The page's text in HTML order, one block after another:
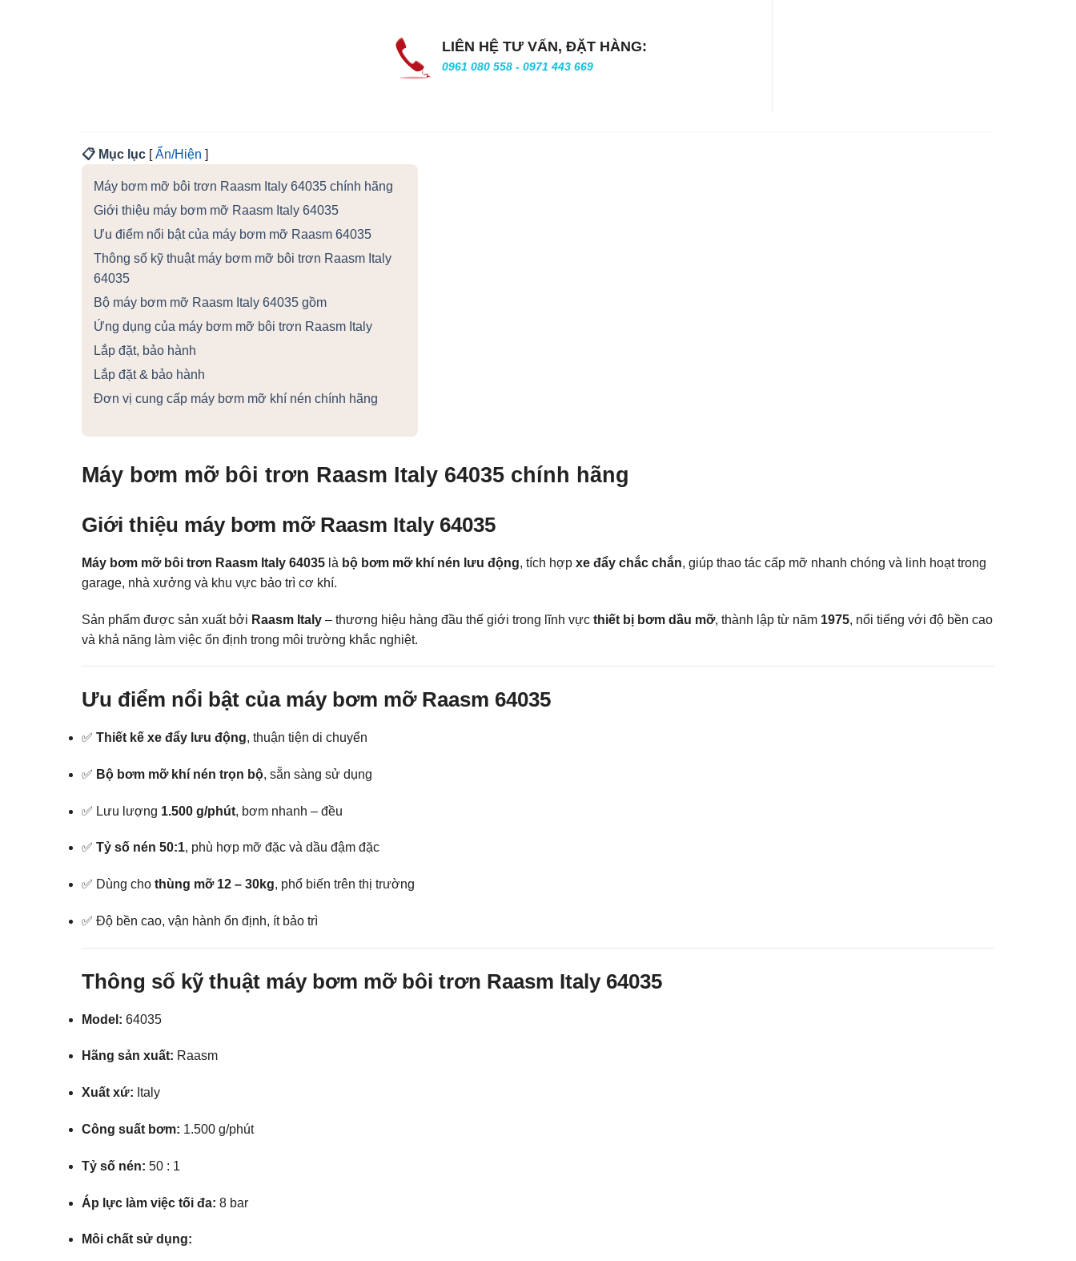
LIÊN HỆ TƯ VẤN, ĐẶT HÀNG:
0961 080 558 - 0971 443 669
📋 Mục lục [Ẩn/Hiện ]
Máy bơm mỡ bôi trơn Raasm Italy 64035 chính hãng
Giới thiệu máy bơm mỡ Raasm Italy 64035
Ưu điểm nổi bật của máy bơm mỡ Raasm 64035
Thông số kỹ thuật máy bơm mỡ bôi trơn Raasm Italy
64035
Bộ máy bơm mỡ Raasm Italy 64035 gồm
Ứng dụng của máy bơm mỡ bôi trơn Raasm Italy
Lắp đặt, bảo hành
Lắp đặt & bảo hành
Đơn vị cung cấp máy bơm mỡ khí nén chính hãng
Máy bơm mỡ bôi trơn Raasm Italy 64035 chính hãng
Giới thiệu máy bơm mỡ Raasm Italy 64035
Máy bơm mỡ bôi trơn Raasm Italy 64035 là bộ bơm mỡ khí nén lưu động, tích hợp xe đẩy chắc chắn, giúp thao tác cấp mỡ nhanh chóng và linh hoạt trong
garage, nhà xưởng và khu vực bảo trì cơ khí.
Sản phẩm được sản xuất bởi Raasm Italy – thương hiệu hàng đầu thế giới trong lĩnh vực thiết bị bơm dầu mỡ, thành lập từ năm 1975, nổi tiếng với độ bền cao
và khả năng làm việc ổn định trong môi trường khắc nghiệt.
Ưu điểm nổi bật của máy bơm mỡ Raasm 64035
✅ Thiết kế xe đẩy lưu động, thuận tiện di chuyển
✅ Bộ bơm mỡ khí nén trọn bộ, sẵn sàng sử dụng
✅ Lưu lượng 1.500 g/phút, bơm nhanh – đều
✅ Tỷ số nén 50:1, phù hợp mỡ đặc và dầu đậm đặc
✅ Dùng cho thùng mỡ 12 – 30kg, phổ biến trên thị trường
✅ Độ bền cao, vận hành ổn định, ít bảo trì
Thông số kỹ thuật máy bơm mỡ bôi trơn Raasm Italy 64035
Model: 64035
Hãng sản xuất: Raasm
Xuất xứ: Italy
Công suất bơm: 1.500 g/phút
Tỷ số nén: 50 : 1
Áp lực làm việc tối đa: 8 bar
Môi chất sử dụng: